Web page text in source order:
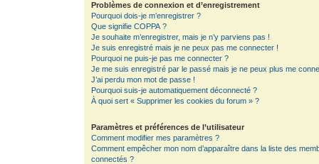
Problèmes de connexion et d’enregistrement
Pourquoi dois-je m’enregistrer ?
Que signifie COPPA ?
Je souhaite m’enregistrer, mais je n’y parviens pas !
Je suis enregistré mais je ne peux pas me connecter !
Pourquoi ne puis-je pas me connecter ?
Je me suis enregistré par le passé mais je ne peux plus me
J’ai perdu mon mot de passe !
Pourquoi suis-je automatiquement déconnecté ?
À quoi sert « Supprimer les cookies du forum » ?
Paramètres et préférences de l’utilisateur
Comment modifier mes paramètres ?
Comment empêcher mon nom d’apparaître dans la liste des
connectés ?